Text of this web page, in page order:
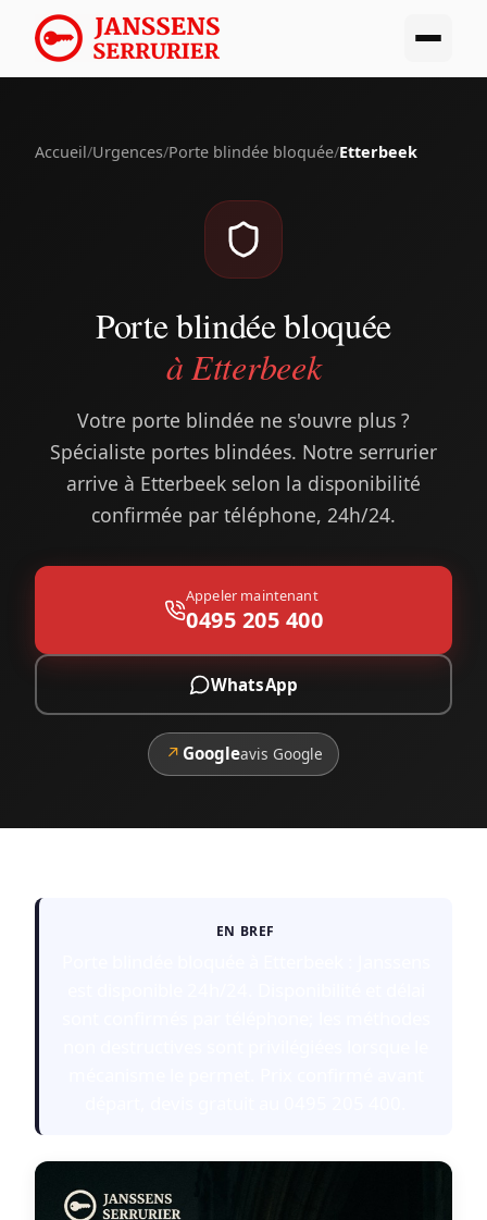
Accueil/Urgences/Porte blindée bloquée/Etterbeek
Porte blindée bloquée
à Etterbeek
Votre porte blindée ne s'ouvre plus ?
Spécialiste portes blindées. Notre serrurier
arrive à Etterbeek selon la disponibilité
confirmée par téléphone, 24h/24.
Appeler maintenant
0495 205 400
WhatsApp
↗ Googleavis Google
EN BREF